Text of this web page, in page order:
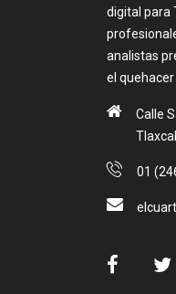
digital para
analistas
el
Calle
01